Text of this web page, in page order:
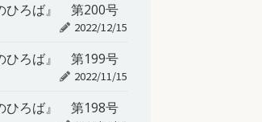
ひろば』 第200号
2022/12/15
ひろば』 第199号
2022/11/15
ひろば』 第198号